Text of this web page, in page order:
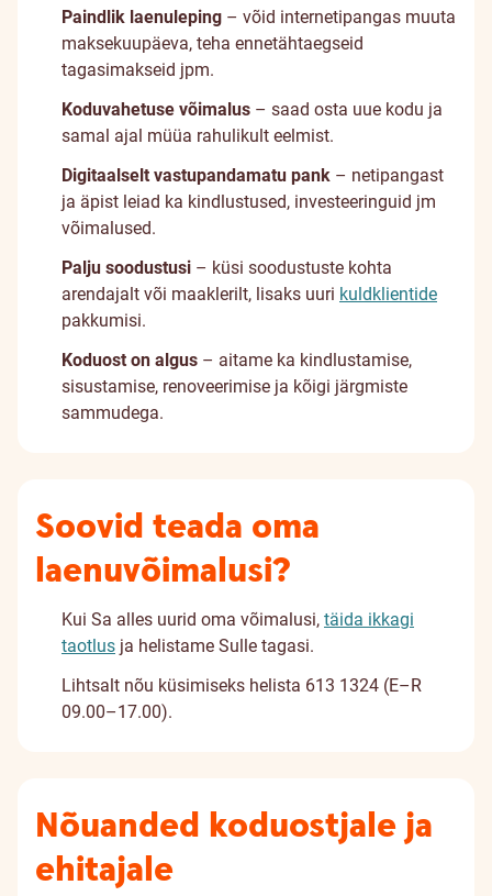
Paindlik laenuleping – võid internetipangas muuta
maksekuupäeva, teha ennetähtaegseid
tagasimakseid jpm.
Koduvahetuse võimalus – saad osta uue kodu ja
samal ajal müüa rahulikult eelmist.
Digitaalselt vastupandamatu pank – netipangast
ja äpist leiad ka kindlustused, investeeringuid jm
võimalused.
Palju soodustusi – küsi soodustuste kohta
arendajalt või maaklerilt, lisaks uuri kuldklientide
pakkumisi.
Koduost on algus – aitame ka kindlustamise,
sisustamise, renoveerimise ja kõigi järgmiste
sammudega.
Soovid teada oma
laenuvõimalusi?
Kui Sa alles uurid oma võimalusi, täida ikkagi
taotlus ja helistame Sulle tagasi.
Lihtsalt nõu küsimiseks helista 613 1324 (E–R
09.00–17.00).
Nõuanded koduostjale ja
ehitajale